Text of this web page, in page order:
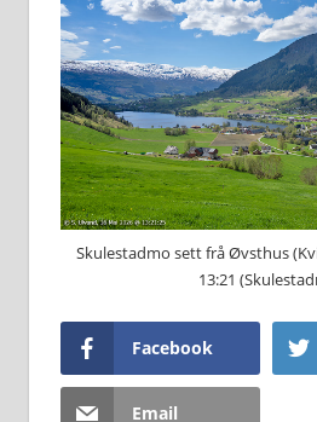
Skulestadmo sett frå Øvsthus
13:21
Facebook
Email